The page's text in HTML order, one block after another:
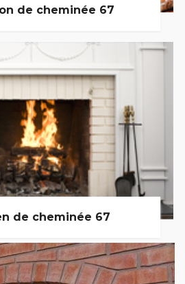
de cheminée 67
de cheminée 67